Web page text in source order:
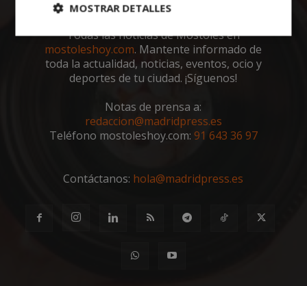
Todas las noticias de Móstoles en
mostoleshoy.com. Mantente informado de
toda la actualidad, noticias, eventos, ocio y
deportes de tu ciudad. ¡Síguenos!
Notas de prensa a:
redaccion@madridpress.es
Teléfono mostoleshoy.com: 91 643 36 97
Contáctanos: hola@madridpress.es
MOSTRAR DETALLES
Cookies
estrictamente
necesarias
Cookies de
rendimiento
Cookies de
preferencias
Cookies de
funcionalidad
Cookies no clasificadas